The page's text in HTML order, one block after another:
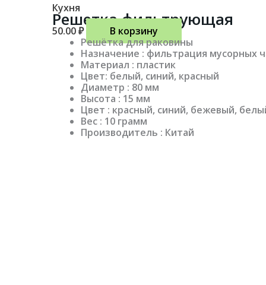
Кухня
Решетка фильтрующая
50.00₽
В корзину
Решётка для раковины
Назначение : фильтрация мусорных
Материал : пластик
Цвет: белый, синий, красный
Диаметр : 80 мм
Высота : 15 мм
Цвет : красный, синий, бежевый,
Вес : 10 грамм
Производитель : Китай